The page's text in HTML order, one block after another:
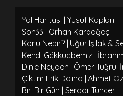
Yol Haritası | Yusuf Kaplan
Son33 | Orhan Karaağaç
Konu Nedir? | Uğur Işılak &
Kendi Gökkubbemiz |
Dinle Neyden | Ömer Tuğrul
Çıktım Erik Dalına | Ahmet
Biri Bir Gün | Serdar Tuncer